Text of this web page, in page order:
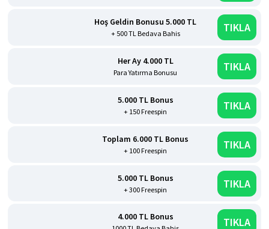
Hoş Geldin Bonusu 5.000 TL
+ 500 TL Bedava Bahis TIKLA
Her Ay 4.000 TL
Para Yatırma Bonusu TIKLA
5.000 TL Bonus
+ 150 Freespin TIKLA
Toplam 6.000 TL Bonus
+ 100 Freespin TIKLA
5.000 TL Bonus
+ 300 Freespin TIKLA
4.000 TL Bonus TIKLA